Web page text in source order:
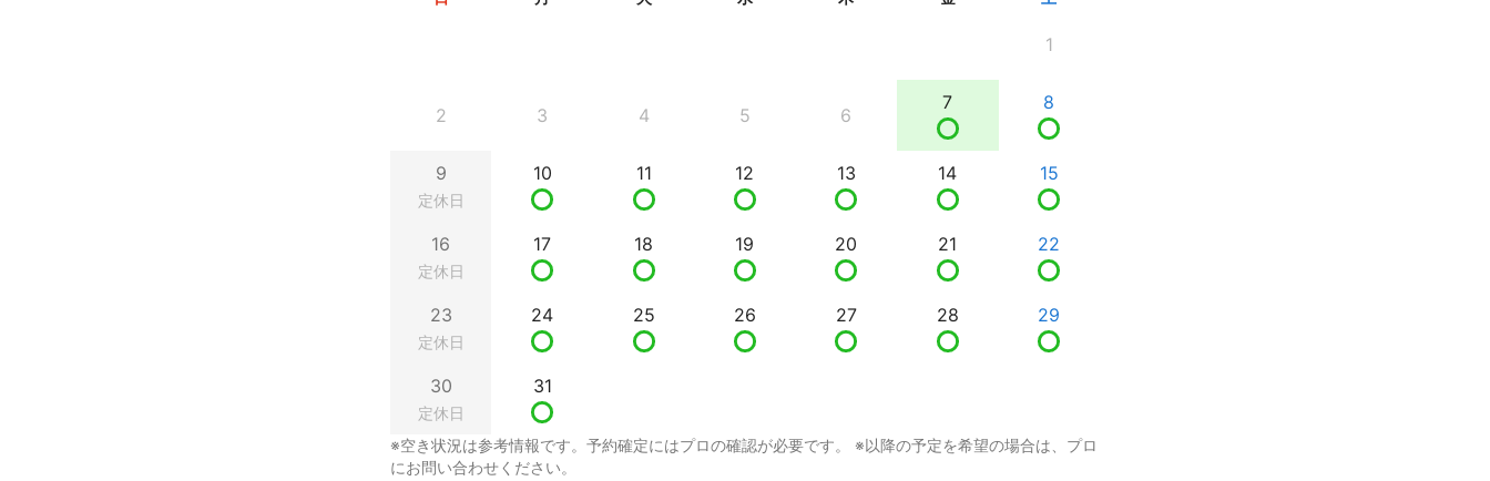
1
2 3 4 5 6
7 8
9
定休日
10 11 12 13 14 15
16
定休日
17 18 19 20 21 22
23
定休日
24 25 26 27 28 29
30
定休日
31
※空き状況は参考情報です。予約確定にはプロの確認が必要です。 ※以降の予定を希望の場合は、プロ
にお問い合わせください。